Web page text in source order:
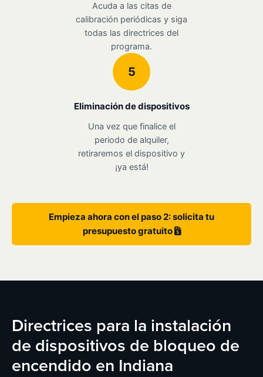
Acuda a las citas de
calibración periódicas y siga
todas las directrices del
programa.
5
Eliminación de dispositivos
Una vez que finalice el
periodo de alquiler,
retiraremos el dispositivo y
¡ya está!
Empieza ahora con el paso 2: solicita tu
presupuesto gratuito
Directrices para la instalación
de dispositivos de bloqueo de
encendido en Indiana